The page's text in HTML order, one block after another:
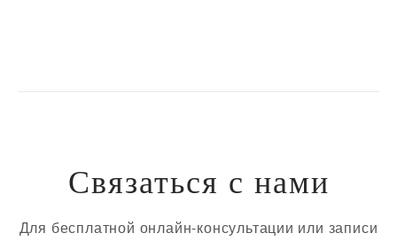
Связаться с нами
Для бесплатной онлайн-консультации или записи